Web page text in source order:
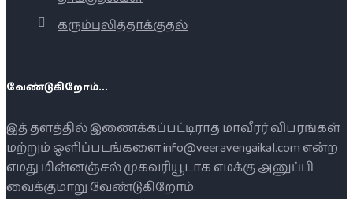
கரும்புலித்தாக்குதல்
வேண்டுகிறோம்...
இத் தளத்தில் இணைக்கப்பட்டிராத மாவீரர் விபரங்கள்
மற்றும் ஒளிப்படங்களை info@veeravengaikal.com என்ற
எமது மின்னஞ்சல் முகவரியூடாக எமக்கு அனுப்பி
வைக்குமாறு வேண்டுகிறோம்.